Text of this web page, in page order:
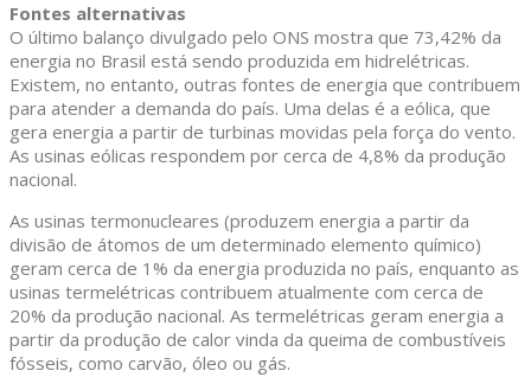
Fontes alternativas
O último balanço divulgado pelo ONS mostra que 73,42% da
energia no Brasil está sendo produzida em hidrelétricas.
Existem, no entanto, outras fontes de energia que contribuem
para atender a demanda do país. Uma delas é a eólica, que
gera energia a partir de turbinas movidas pela força do vento.
As usinas eólicas respondem por cerca de 4,8% da produção
nacional.
As usinas termonucleares (produzem energia a partir da
divisão de átomos de um determinado elemento químico)
geram cerca de 1% da energia produzida no país, enquanto as
usinas termelétricas contribuem atualmente com cerca de
20% da produção nacional. As termelétricas geram energia a
partir da produção de calor vinda da queima de combustíveis
fósseis, como carvão, óleo ou gás.